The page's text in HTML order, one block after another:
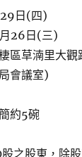
29日(四)
26日(三)
區草湳里大
會議室)
約5碗
之股東，除